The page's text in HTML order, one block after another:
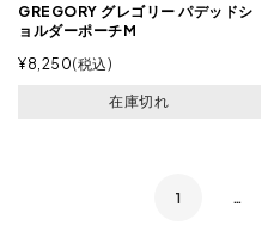
GREGORY グレゴリー パデッドシ
ョルダーポーチM
¥8,250 税込
在庫切れ
1 …